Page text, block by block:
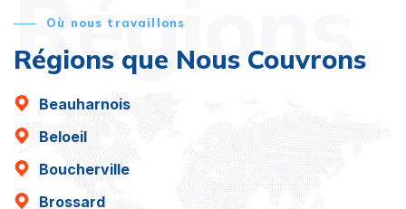
Régions
Où nous travaillons
Régions que Nous Couvrons
Beauharnois
Beloeil
Boucherville
Brossard